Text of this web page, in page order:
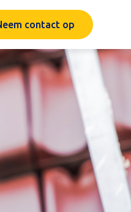
contact op